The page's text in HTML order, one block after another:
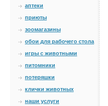
аптеки
приюты
зоомагазины
обои для рабочего стола
игры с животными
питомники
потеряшки
клички животных
наши услуги